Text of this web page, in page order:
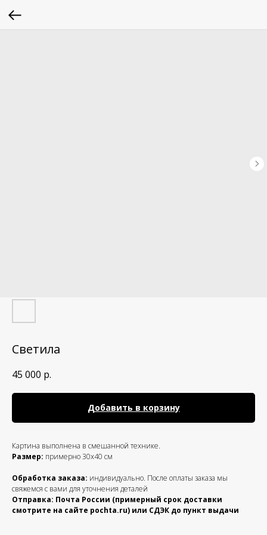
Светила
45 000 р.
Добавить в корзину
Картина выполнена в смешанной технике.
Размер: примерно 30х40 см
Обработка заказа: индивидуально. После оплаты заказа мы
свяжемся с вами для уточнения деталей
Отправка: Почта России (примерный срок доставки
смотрите на сайте pochta.ru) или СДЭК до пункт выдачи